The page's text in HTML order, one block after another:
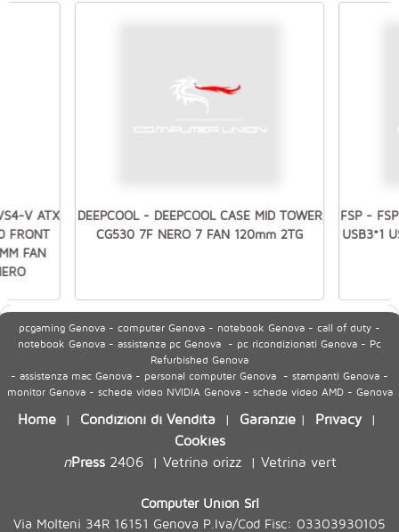
V ATX
FRONT
FAN
DEEPCOOL - DEEPCOOL CASE MID TOWER
CG530 7F NERO 7 FAN 120mm 2TG
FSP -
USB3*1
pcgaming Genova - computer Genova - notebook Genova - call of duty -
notebook Genova - assistenza pc Genova - pc ricondizionati Genova - Pc
Refurbished Genova
- assistenza mac Genova - personal computer Genova - stampanti Genova -
monitor Genova - schede video NVIDIA Genova - schede video AMD - Genova
Home | Condizioni di Vendita | Garanzie | Privacy|
Cookies
nPress2406| Vetrina orizz| Vetrina vert
Computer Union Srl
Via Molteni 34R 16151 Genova P.Iva/Cod Fisc: 03303930105